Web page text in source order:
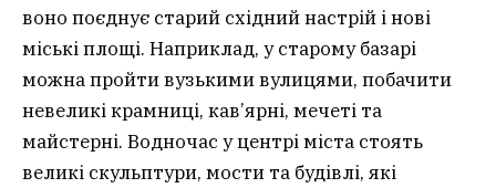
воно поєднує старий східний настрій і нові
міські площі. Наприклад, у старому базарі
можна пройти вузькими вулицями, побачити
невеликі крамниці, кав’ярні, мечеті та
майстерні. Водночас у центрі міста стоять
великі скульптури, мости та будівлі, які